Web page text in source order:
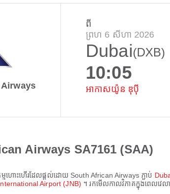
ពី
ព្រហ 6 សីហា 2026
Dubai(DXB)
10:05
អាកាសយ៉ូន ឌុប៉ី
Airways SA7161 (SAA)
ម្មហោះហើរដែលផ្តល់ដោយ South African Airways ភ្ជាប់
Airport (JNB) ។ រកមើលកាលវិភាគក្នុងពេលវេ